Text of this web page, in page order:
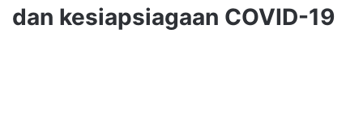
dan kesiapsiagaan COVID-19